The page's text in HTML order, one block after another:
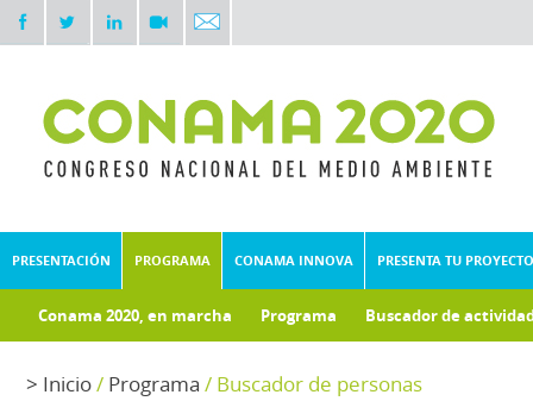
PRESENTACIÓN PROGRAMA CONAMA INNOVA PRESENTA TU PROYECTO
Conama 2020, en marcha Programa Buscador de
> Inicio/ Programa / Buscador de personas